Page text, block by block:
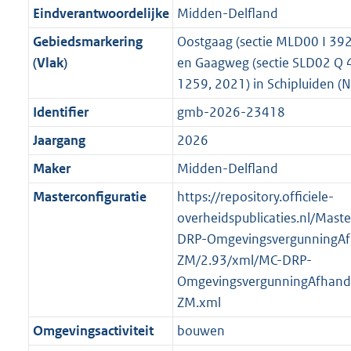
f
o
a
a
t
b
n
f
m
a
a
t
b
i
n
r
m
a
a
t
b
e
i
o
r
m
a
a
t
9
o
o
t
t
e
:
3
K
b
r
o
o
t
t
e
:
3
K
b
Eindverantwoordelijke Midden-Delfland
Gebiedsmarkering
(Vlak)
Oostgaag (sectie MLD00 I
en Gaagweg (sectie SLD02
1259, 2021) in Schipluiden
Identifier
gmb-2026-23418
Jaargang
2026
Maker
Midden-Delfland
Masterconfiguratie
https://repository.officiele-
overheidspublicaties.nl/
DRP-
ZM/2.93/xml/MC-DRP-
ZM.xml
Omgevingsactiviteit
bouwen